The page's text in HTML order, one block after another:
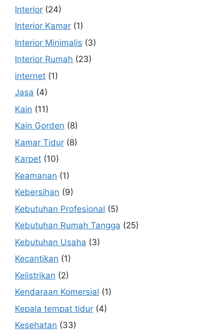
Interior (24)
Interior Kamar (1)
Interior Minimalis (3)
Interior Rumah (23)
internet (1)
Jasa (4)
Kain (11)
Kain Gorden (8)
Kamar Tidur (8)
Karpet (10)
Keamanan (1)
Kebersihan (9)
Kebutuhan Profesional (5)
Kebutuhan Rumah Tangga (25)
Kebutuhan Usaha (3)
Kecantikan (1)
Kelistrikan (2)
Kendaraan Komersial (1)
Kepala tempat tidur (4)
Kesehatan (33)